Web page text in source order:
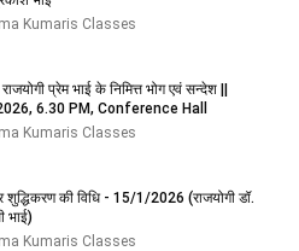
Kumaris Classes
प्रेम भाई के निमित्त भोग एवं सन्देश ||
6.30 PM, Conference Hall
Kumaris Classes
की विधि - 15/1/2026 (राजयोगी डॉ.
भाई)
Kumaris Classes